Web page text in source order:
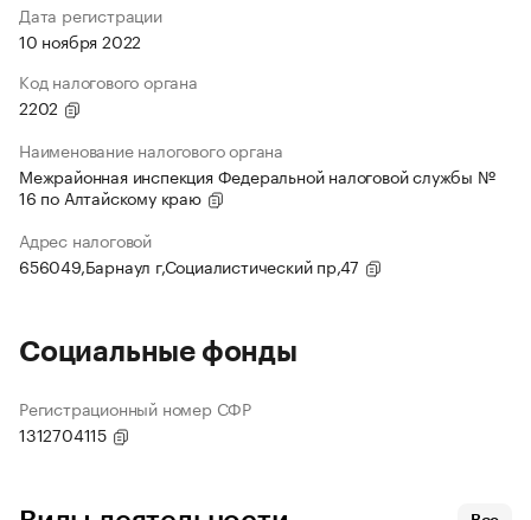
Дата регистрации
10 ноября 2022
Код налогового органа
2202
Наименование налогового органа
Межрайонная инспекция Федеральной налоговой службы №
16 по Алтайскому краю
Адрес налоговой
656049,Барнаул г,Социалистический пр,47
Социальные фонды
Регистрационный номер СФР
1312704115